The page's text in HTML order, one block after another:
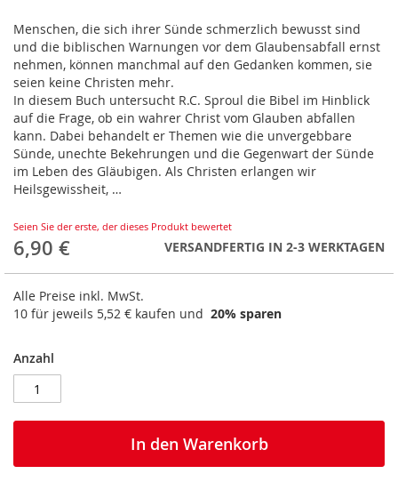
Menschen, die sich ihrer Sünde schmerzlich bewusst sind
und die biblischen Warnungen vor dem Glaubensabfall ernst
nehmen, können manchmal auf den Gedanken kommen, sie
seien keine Christen mehr.
In diesem Buch untersucht R.C. Sproul die Bibel im Hinblick
auf die Frage, ob ein wahrer Christ vom Glauben abfallen
kann. Dabei behandelt er Themen wie die unvergebbare
Sünde, unechte Bekehrungen und die Gegenwart der Sünde
im Leben des Gläubigen. Als Christen erlangen wir
Heilsgewissheit, …
Seien Sie der erste, der dieses Produkt bewertet
6,90 € VERSANDFERTIG IN 2-3 WERKTAGEN
Alle Preise inkl. MwSt.
10 für jeweils 5,52 € kaufen und 20% sparen
Anzahl
In den Warenkorb
der
Bildergalerie
springen